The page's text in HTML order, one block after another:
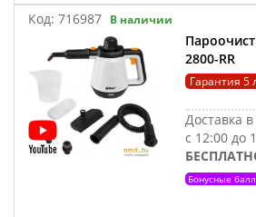
Код: 716987 В наличии
2800-RR
Гарантия 5
Доставка
с 12:00 до
Бонусные